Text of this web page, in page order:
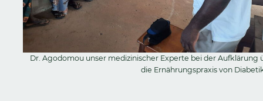
Dr. Agodomou unser medizinischer Experte bei der Aufklärung
die Ernährungspraxis von